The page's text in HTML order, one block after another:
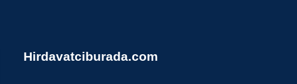
Hirdavatciburada.com